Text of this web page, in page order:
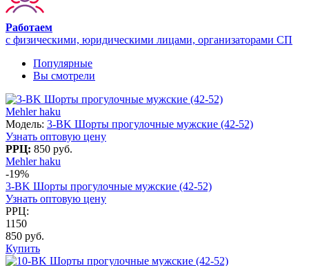
Работаем
с физическими, юридическими лицами, организаторами СП
Популярные
Вы смотрели
Mehler haku
Модель: 3-BK Шорты прогулочные мужские (42-52)
Узнать оптовую цену
РРЦ: 850 руб.
Mehler haku
-19%
3-BK Шорты прогулочные мужские (42-52)
Узнать оптовую цену
РРЦ:
1150
850 руб.
Купить